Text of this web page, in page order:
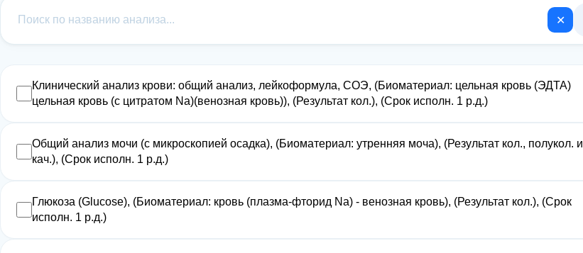
✕
Клинический анализ крови: общий анализ, лейкоформула, СОЭ, (Биоматериал: цельная кровь (ЭДТА)
цельная кровь (с цитратом Na)(венозная кровь)), (Результат кол.), (Срок исполн. 1 р.д.)
Общий анализ мочи (с микроскопией осадка), (Биоматериал: утренняя моча), (Результат кол., полукол. и
кач.), (Срок исполн. 1 р.д.)
Глюкоза (Glucose), (Биоматериал: кровь (плазма-фторид Na) - венозная кровь), (Результат кол.), (Срок
исполн. 1 р.д.)